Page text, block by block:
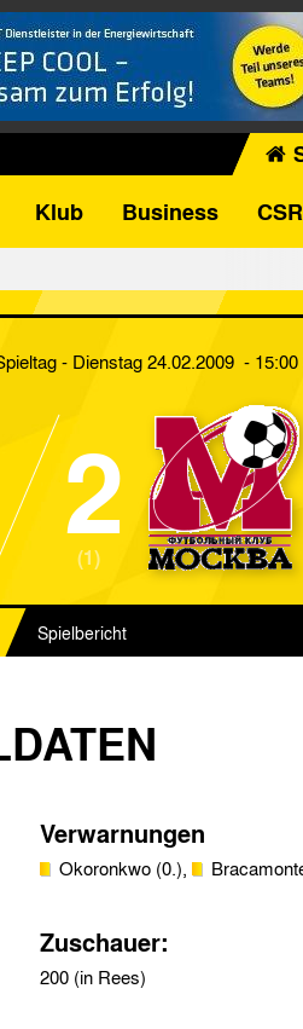
Klub Business CSR
- Dienstag 24.02.2009 - 15:00
2
(1)
Spielbericht
Verwarnungen
Okoronkwo (0.),
Zuschauer:
200 (in Rees)